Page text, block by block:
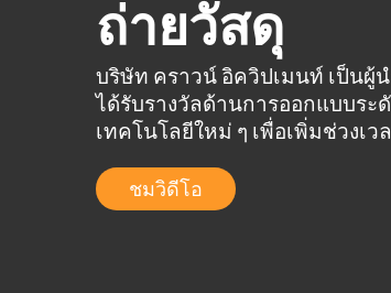
ถ่ายวัสดุ
บริษัท คราวน์ อิควิปเมนท์ เป็น
ได้รับรางวัลด้านการออกแบบระ
เทคโนโลยีใหม่ ๆ เพื่อเพิ่มช่วงเ
ชมวิดีโอ